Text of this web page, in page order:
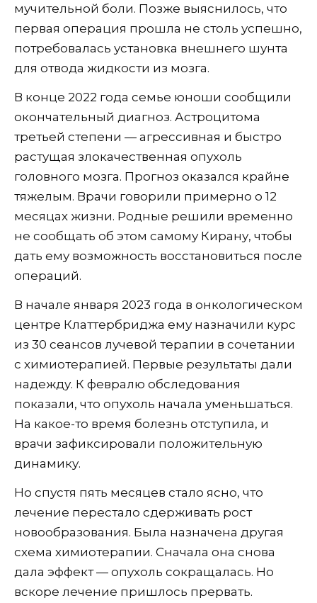
мучительной боли. Позже выяснилось, что
первая операция прошла не столь успешно,
потребовалась установка внешнего шунта
для отвода жидкости из мозга.
В конце 2022 года семье юноши сообщили
окончательный диагноз. Астроцитома
третьей степени — агрессивная и быстро
растущая злокачественная опухоль
головного мозга. Прогноз оказался крайне
тяжелым. Врачи говорили примерно о 12
месяцах жизни. Родные решили временно
не сообщать об этом самому Кирану, чтобы
дать ему возможность восстановиться после
операций.
В начале января 2023 года в онкологическом
центре Клаттербриджа ему назначили курс
из 30 сеансов лучевой терапии в сочетании
с химиотерапией. Первые результаты дали
надежду. К февралю обследования
показали, что опухоль начала уменьшаться.
На какое-то время болезнь отступила, и
врачи зафиксировали положительную
динамику.
Но спустя пять месяцев стало ясно, что
лечение перестало сдерживать рост
новообразования. Была назначена другая
схема химиотерапии. Сначала она снова
дала эффект — опухоль сокращалась. Но
вскоре лечение пришлось прервать.